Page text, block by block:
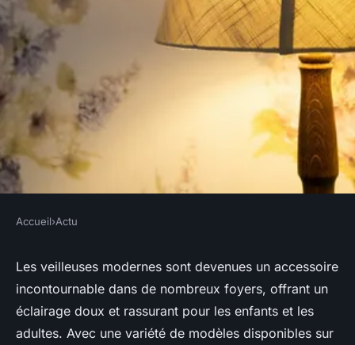
Veilleuse moderne : Les
critères d'achat que vous
devrez retenir
Accueil›Actu
Les veilleuses modernes sont devenues un accessoire
incontournable dans de nombreux foyers, offrant un
éclairage doux et rassurant pour les enfants et les
adultes. Avec une variété de modèles disponibles sur